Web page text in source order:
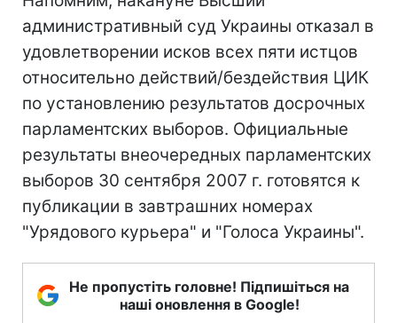
административный суд Украины отказал в
удовлетворении исков всех пяти истцов
относительно действий/бездействия ЦИК
по установлению результатов досрочных
парламентских выборов. Официальные
результаты внеочередных парламентских
выборов 30 сентября 2007 г. готовятся к
публикации в завтрашних номерах
"Урядового курьера" и "Голоса Украины".
Не пропустіть головне! Підпишіться на
наші оновлення в Google!